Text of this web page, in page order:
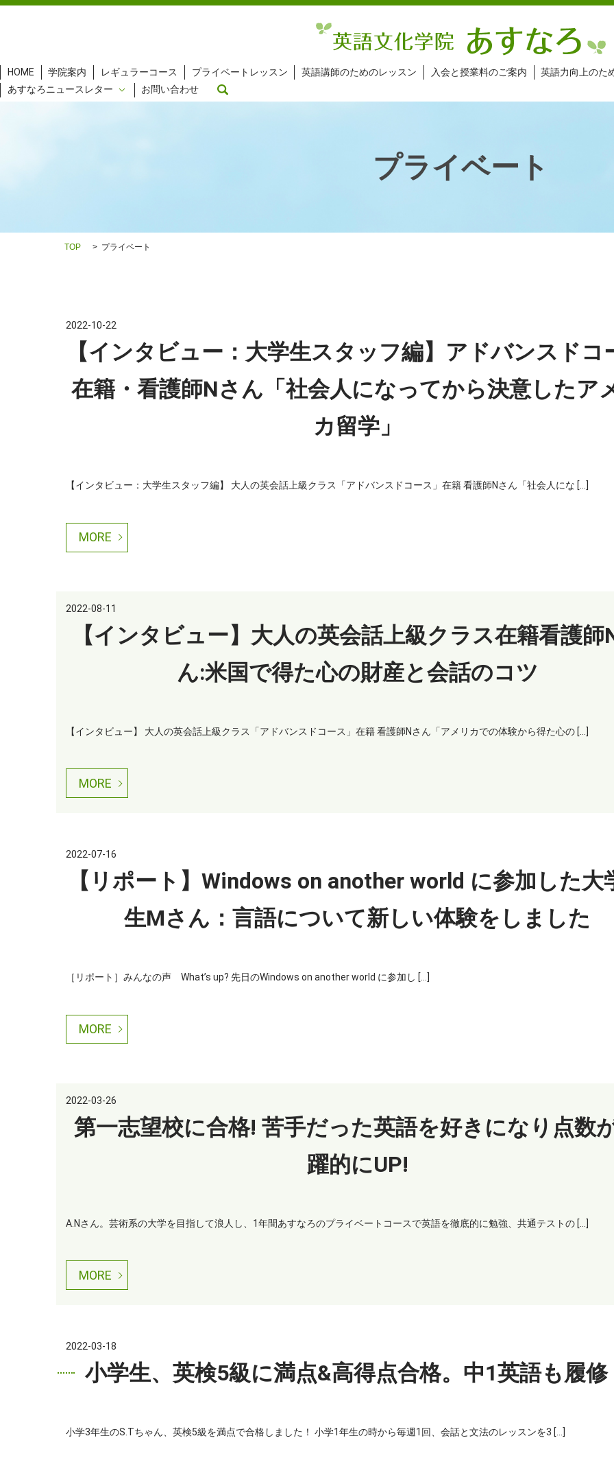
HOME 学院案内 レギュラーコース プライベートレッスン 英語講師のためのレッスン 入会と授業料のご案内
英語力向上のた
あすなろニュースレター
お問い合わせ
プライベート
TOP プライベート
2022-10-22
【インタビュー：大学生スタッフ編】アドバンスドコ
在籍・看護師Nさん「社会人になってから決意したア
カ留学」
【インタビュー：大学生スタッフ編】 大人の英会話上級クラス「アドバンスドコース」在籍 看護師Nさん「社会人にな […]
MORE
2022-08-11
【インタビュー】大人の英会話上級クラス在籍看護師
ん:米国で得た心の財産と会話のコツ
【インタビュー】 大人の英会話上級クラス「アドバンスドコース」在籍 看護師Nさん「アメリカでの体験から得た心の […]
MORE
2022-07-16
【リポート】Windows on another world に参加した大
生Mさん：言語について新しい体験をしました
［リポート］みんなの声 What’s up? 先日のWindows on another world に参加し […]
MORE
2022-03-26
第一志望校に合格! 苦手だった英語を好きになり点数
躍的にUP!
A.Nさん。芸術系の大学を目指して浪人し、1年間あすなろのプライベートコースで英語を徹底的に勉強、共通テストの […]
MORE
2022-03-18
小学生、英検5級に満点&高得点合格。中1英語も履修
小学3年生のS.Tちゃん、英検5級を満点で合格しました！ 小学1年生の時から毎週1回、会話と文法のレッスンを3 […]